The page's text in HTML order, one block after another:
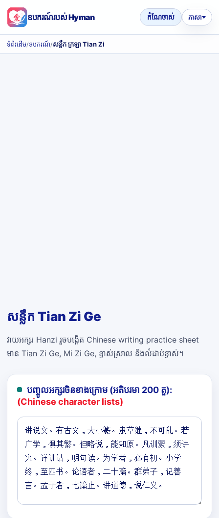
ឧបករណ៍របស់ Hyman កំណែចាស់ ភាសា
ទំព័រដើម/ឧបករណ៍/សន្លឹក ក្រឡា Tian Zi
សន្លឹក Tian Zi Ge
វាយអក្សរ Hanzi រួចបង្កើត Chinese writing practice sheet
មាន Tian Zi Ge, Mi Zi Ge, ខ្ទាស់ស្រាល និងលំដាប់ខ្ទាស់។
បញ្ចូលអក្សរចិនខាងក្រោម (អតិបរមា 200 តួ):
(Chinese character lists)